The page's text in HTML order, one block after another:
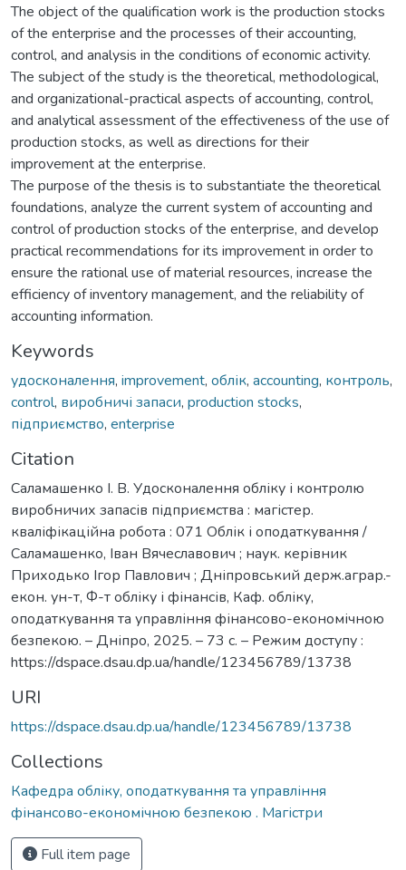
The object of the qualification work is the production stocks
of the enterprise and the processes of their accounting,
control, and analysis in the conditions of economic activity.
The subject of the study is the theoretical, methodological,
and organizational-practical aspects of accounting, control,
and analytical assessment of the effectiveness of the use of
production stocks, as well as directions for their
improvement at the enterprise.
The purpose of the thesis is to substantiate the theoretical
foundations, analyze the current system of accounting and
control of production stocks of the enterprise, and develop
practical recommendations for its improvement in order to
ensure the rational use of material resources, increase the
efficiency of inventory management, and the reliability of
accounting information.
Keywords
удосконалення, improvement, облік, accounting, контроль,
control, виробничі запаси, production stocks,
підприємство, enterprise
Citation
Саламашенко І. В. Удосконалення обліку і контролю
виробничих запасів підприємства : магістер.
кваліфікаційна робота : 071 Облік і оподаткування /
Саламашенко, Іван Вячеславович ; наук. керівник
Приходько Ігор Павлович ; Дніпровський держ.аграр.-
екон. ун-т, Ф-т обліку і фінансів, Каф. обліку,
оподаткування та управління фінансово-економічною
безпекою. – Дніпро, 2025. – 73 с. – Режим доступу :
https://dspace.dsau.dp.ua/handle/123456789/13738
URI
https://dspace.dsau.dp.ua/handle/123456789/13738
Collections
Кафедра обліку, оподаткування та управління
фінансово-економічною безпекою . Магістри
Full item page